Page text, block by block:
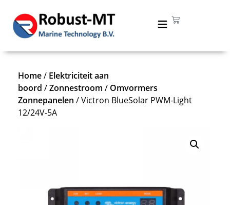
Home/ Elektriciteit aan
boord /Zonnestroom / Omvormers
Zonnepanelen / Victron BlueSolar PWM-Light
12/24V-5A